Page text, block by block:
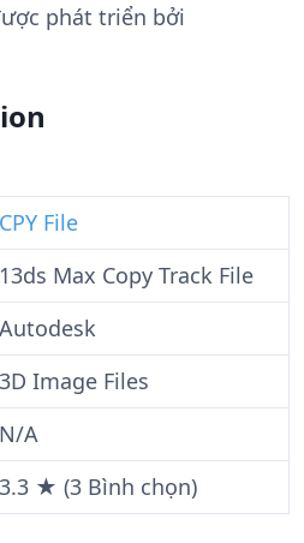
phát triển bởi
CPY File
13ds Max Copy Track File
Autodesk
3D Image Files
N/A
3.3 ★ (3 Bình chọn)